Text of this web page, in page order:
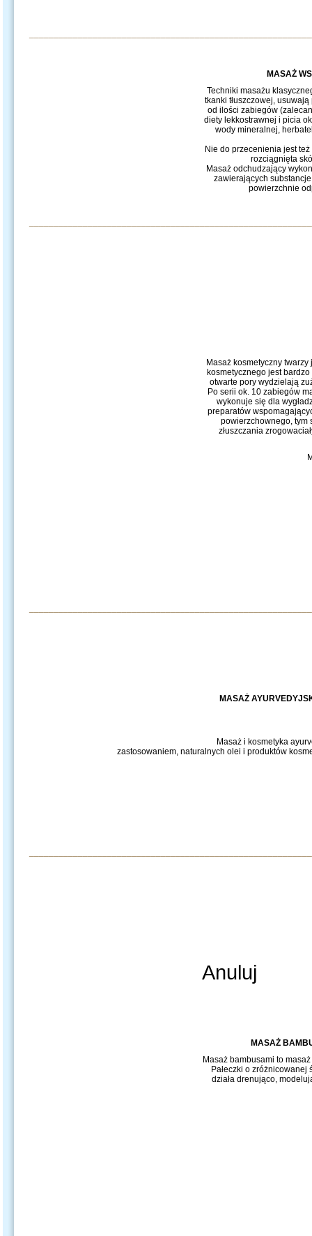
MASAŻ
Techniki masażu
tkanki tłuszczowej,
od ilości zabiegów
diety lekkostrawnej i picia
wody mineralnej,
Nie do przecenienia jest
rozciągnięta
Masaż odchudzający
zawierających
powierzchnie
Masaż kosmetyczny
kosmetycznego jest
otwarte pory wydzielają
Po serii ok. 10 zabiegów
wykonuje się dla
preparatów
powierzchownego, tym
złuszczania
MASAŻ
Masaż i kosmetyka
zastosowaniem, naturalnych olei i produktów
MASAŻ
Masaż bambusami to
Pałeczki o
działa drenująco,
Anuluj